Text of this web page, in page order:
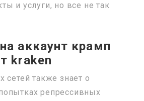
и услуги, но все не так
аккаунт крамп
kraken
сетей также знает о
репрессивных